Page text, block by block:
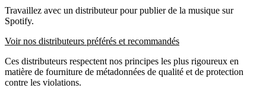
Travaillez avec un distributeur pour publier de la musique sur
Spotify.
Voir nos distributeurs préférés et recommandés
Ces distributeurs respectent nos principes les plus rigoureux en
matière de fourniture de métadonnées de qualité et de protection
contre les violations.